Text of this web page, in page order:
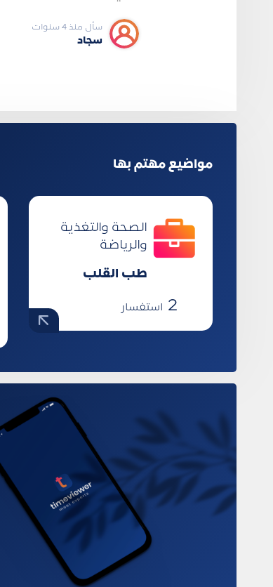
سأل منذ 4 سنوات
سجاد
مواضيع مهتم بها
الصحة والتغذية
والرياضة
طب القلب
2 استفسار